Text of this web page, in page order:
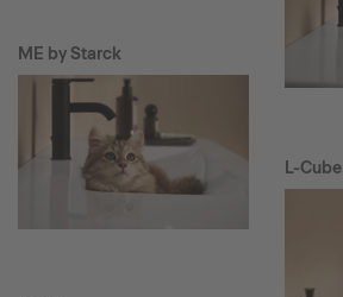
ME by Starck
L-Cube